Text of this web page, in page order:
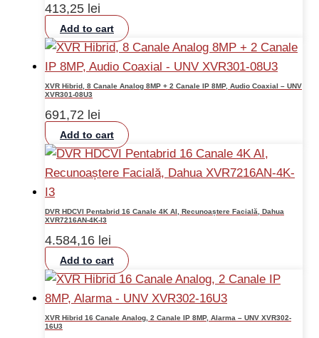
413,25 lei
Add to cart
XVR Hibrid, 8 Canale Analog 8MP + 2 Canale IP 8MP, Audio Coaxial – UNV
XVR301-08U3
691,72 lei
Add to cart
DVR HDCVI Pentabrid 16 Canale 4K AI, Recunoaștere Facială, Dahua
XVR7216AN-4K-I3
4.584,16 lei
Add to cart
XVR Hibrid 16 Canale Analog, 2 Canale IP 8MP, Alarma – UNV XVR302-
16U3